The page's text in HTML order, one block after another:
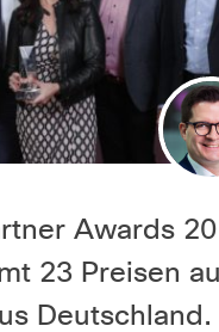
Awards
23 Preisen